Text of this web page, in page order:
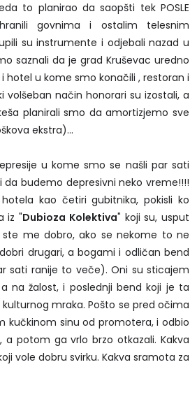
to planirao da saopšti tek POSLE
govnima i ostalim telesnim
su instrumente i odjebali nazad u
saznali da je grad Kruševac uredno
hotel u kome smo konačili , restoran i
volšeban način honorari su izostali, a
planirali smo da amortizjemo sve
ekstra)...
u kome smo se našli par sati
budemo depresivni neko vreme!!!!
kao četiri gubitnika, pokisli ko
iz "Dubioza Kolektiva" koji su, usput
me dobro, ako se nekome to ne
drugari, a bogami i odličan bend
sati ranije to veče). Oni su sticajem
na žalost, i poslednji bend koji je ta
mraka. Pošto se pred očima
kučkinom sinu od promotera, i odbio
a potom ga vrlo brzo otkazali. Kakva
vole dobru svirku. Kakva sramota za